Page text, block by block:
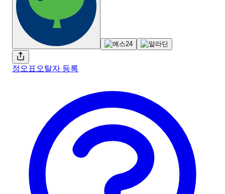
정오표 오탈자 등록